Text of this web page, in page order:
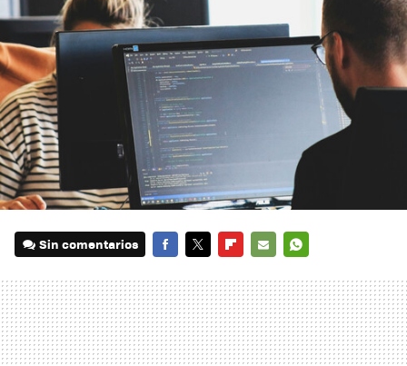
Sin comentarios
MAIL